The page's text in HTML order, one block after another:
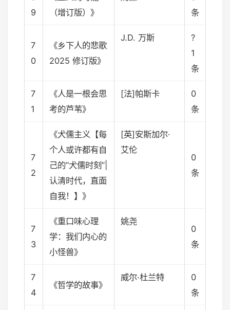
9
（增订版）》
条
7
0
《乡下人的悲歌
2025 修订版》
J.D. 万斯
?
1
条
7
1
《人是一根会思
考的芦苇》
[法]帕斯卡
0
条
7
2
《犬儒主义【每
个人或许都有自
己的“犬儒时刻”|
认清时代，直面
自我！】》
[英]安斯加尔·
艾伦
0
条
7
3
《重口味心理
学：我们内心的
小怪兽》
姚尧
0
条
7
4
《哲学的故事》
威尔·杜兰特
0
条